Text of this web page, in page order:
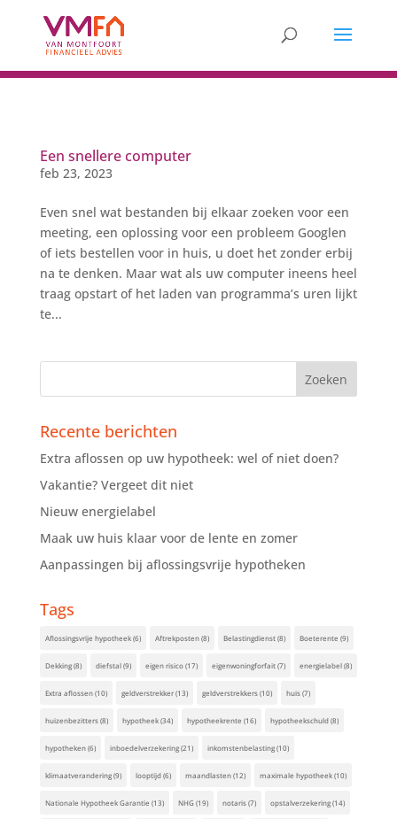
Een snellere computer
feb 23, 2023
Even snel wat bestanden bij elkaar zoeken voor een
meeting, een oplossing voor een probleem Googlen
of iets bestellen voor in huis, u doet het zonder erbij
na te denken. Maar wat als uw computer ineens heel
traag opstart of het laden van programma’s uren lijkt
te...
Recente berichten
Extra aflossen op uw hypotheek: wel of niet doen?
Vakantie? Vergeet dit niet
Nieuw energielabel
Maak uw huis klaar voor de lente en zomer
Aanpassingen bij aflossingsvrije hypotheken
Tags
Aflossingsvrije hypotheek(6) Aftrekposten(8) Belastingdienst(8) Boeterente (9)
Dekking(8) diefstal(9) eigen risico(17) eigenwoningforfait(7) energielabel(8)
Extra aflossen(10) geldverstrekker(13) geldverstrekkers(10) huis(7)
huizenbezitters(8) hypotheek(34) hypotheekrente (16) hypotheekschuld(8)
hypotheken(6) inboedelverzekering(21) inkomstenbelasting(10)
klimaatverandering(9) looptijd(6) maandlasten(12) maximale hypotheek(10)
Nationale Hypotheek Garantie (13) NHG(19) notaris(7) opstalverzekering(14)